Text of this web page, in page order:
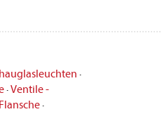
·
·Ventile -
Flansche·